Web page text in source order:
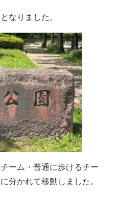
なりました。
ーム・普通に歩けるチー
分かれて移動しました。